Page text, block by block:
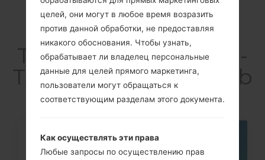
Articles LGSM-
T387W(Samsung SM-
T387W) akaGalaxy Tab
A 8.0
целей, они могут в любое время возразить
против данной обработки, не предоставляя
никакого обоснования. Чтобы узнать,
обрабатывает ли владелец персональные
данные для целей прямого маркетинга,
пользователи могут обращаться к
соответствующим разделам этого документа.
Как осуществлять эти права
Любые запросы по осуществлению прав